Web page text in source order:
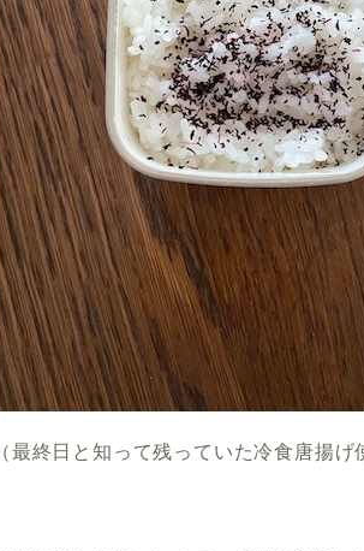
（最終日と知って残っていた冷食唐揚げ